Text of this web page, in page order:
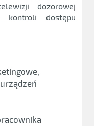
dozorowej
kontroli dostępu